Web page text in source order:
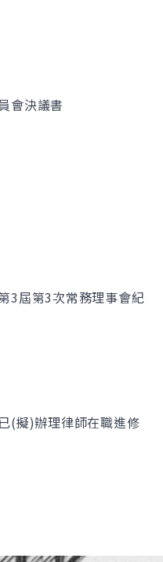
會決議書
3屆第3次常務理事會紀
(擬)辦理律師在職進修